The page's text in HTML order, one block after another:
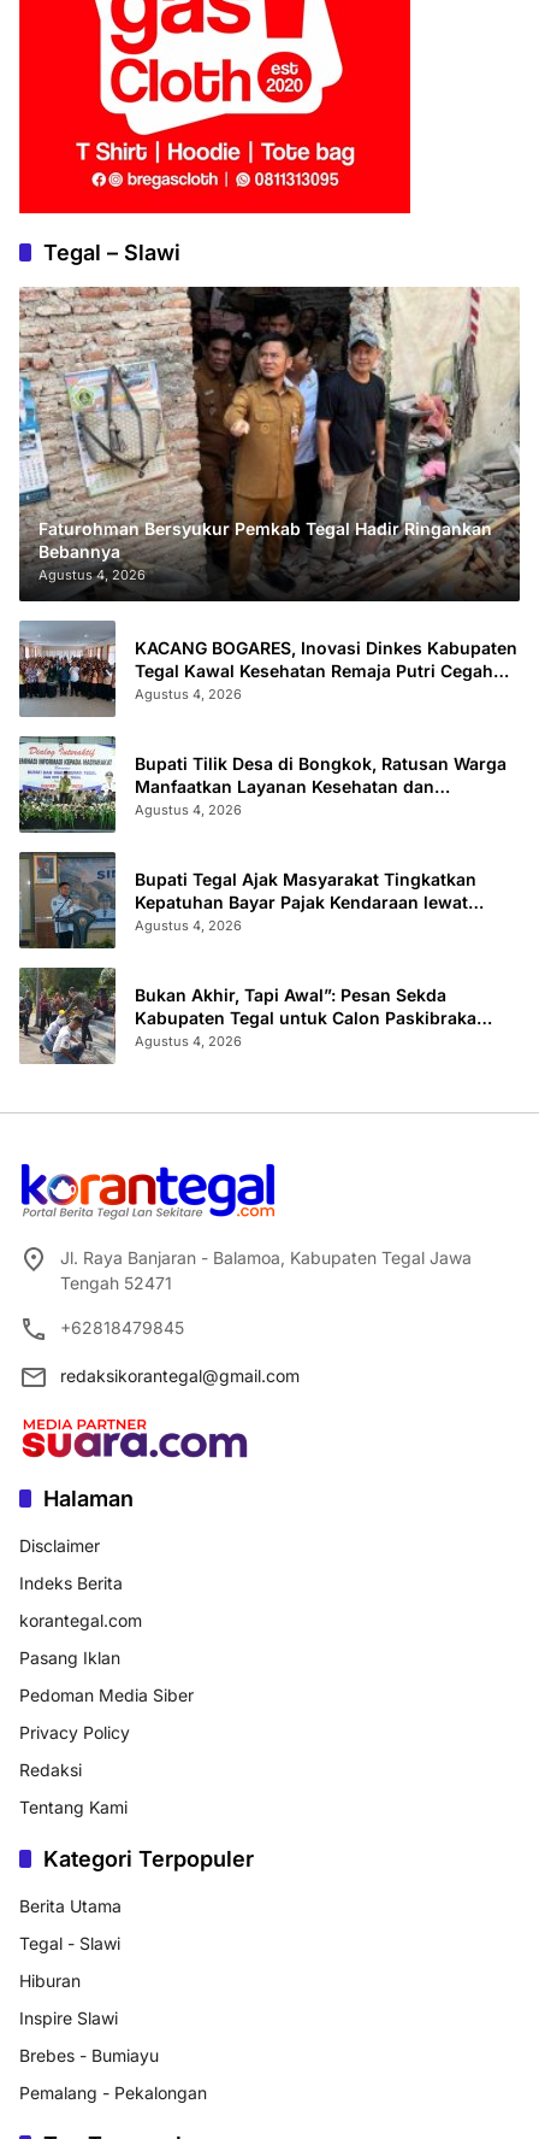
Tegal – Slawi
Faturohman Bersyukur Pemkab Tegal Hadir Ringankan
Bebannya
Agustus 4, 2026
KACANG BOGARES, Inovasi Dinkes Kabupaten
Tegal Kawal Kesehatan Remaja Putri Cegah
Stunting
Agustus 4, 2026
Bupati Tilik Desa di Bongkok, Ratusan Warga
Manfaatkan Layanan Kesehatan dan
Administrasi
Agustus 4, 2026
Bupati Tegal Ajak Masyarakat Tingkatkan
Kepatuhan Bayar Pajak Kendaraan lewat
“TULUS NGOPENI”
Agustus 4, 2026
Bukan Akhir, Tapi Awal”: Pesan Sekda
Kabupaten Tegal untuk Calon Paskibraka
2026
Agustus 4, 2026
Jl. Raya Banjaran - Balamoa, Kabupaten Tegal Jawa
Tengah 52471
+62818479845
redaksikorantegal@gmail.com
Halaman
Disclaimer
Indeks Berita
korantegal.com
Pasang Iklan
Pedoman Media Siber
Privacy Policy
Redaksi
Tentang Kami
Kategori Terpopuler
Berita Utama
Tegal - Slawi
Hiburan
Inspire Slawi
Brebes - Bumiayu
Pemalang - Pekalongan